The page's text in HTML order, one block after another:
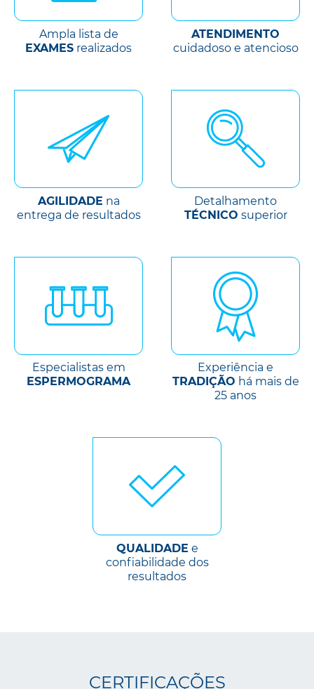
Ampla lista de
EXAMES realizados
ATENDIMENTO
cuidadoso e atencioso
AGILIDADE na
entrega de resultados
Detalhamento
TÉCNICO superior
Especialistas em
ESPERMOGRAMA
Experiência e
TRADIÇÃO há mais de
25 anos
QUALIDADE e
confiabilidade dos
resultados
CERTIFICAÇÕES